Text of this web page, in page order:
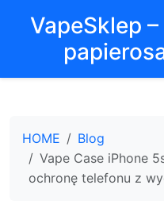
VapeSklep
HOME
Blog
Vape Case iPhone
ochronę telefonu z